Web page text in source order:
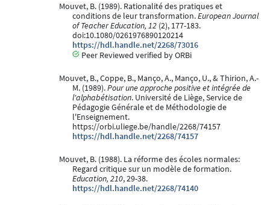
Mouvet, B. (1989). Rationalité des pratiques et
conditions de leur transformation.European Journal
of Teacher Education, 12 (2), 177-183.
doi:10.1080/0261976890120214
https://hdl.handle.net/2268/73016
Peer Reviewed verified by ORBi
Mouvet, B., Coppe, B., Manço, A., Manço, U., & Thirion, A.-
M. (1989).Pour une approche positive et intégrée de
l'alphabétisation. Université de Liège, Service de
Pédagogie Générale et de Méthodologie de
l'Enseignement.
https://orbi.uliege.be/handle/2268/74157
https://hdl.handle.net/2268/74157
Mouvet, B. (1988). La réforme des écoles normales:
Regard critique sur un modèle de formation.
Education, 210, 29-38.
https://hdl.handle.net/2268/74140